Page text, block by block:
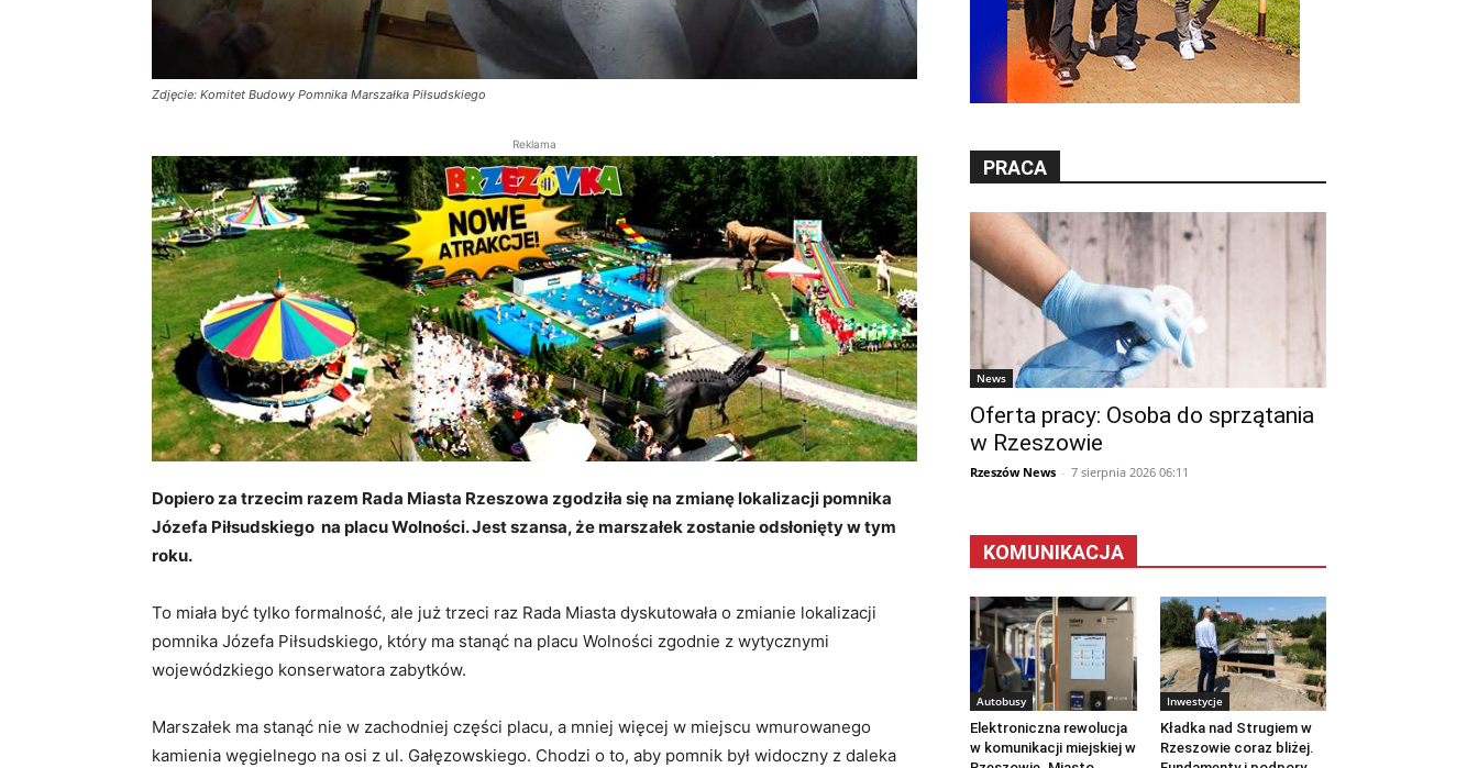
Zdjęcie: Komitet Budowy Pomnika Marszałka Piłsudskiego
Reklama
Dopiero za trzecim razem Rada Miasta Rzeszowa zgodziła się na zmianę lokalizacji pomnika
Józefa Piłsudskiego na placu Wolności. Jest szansa, że marszałek zostanie odsłonięty w tym
roku.
To miała być tylko formalność, ale już trzeci raz Rada Miasta dyskutowała o zmianie lokalizacji
pomnika Józefa Piłsudskiego, który ma stanąć na placu Wolności zgodnie z wytycznymi
wojewódzkiego konserwatora zabytków.
Marszałek ma stanąć nie w zachodniej części placu, a mniej więcej w miejscu wmurowanego
kamienia węgielnego na osi z ul. Gałęzowskiego. Chodzi o to, aby pomnik był widoczny z daleka
PRACA
News
Oferta pracy: Osoba do sprzątania
w Rzeszowie
Rzeszów News - 7 sierpnia 2026 06:11
KOMUNIKACJA
Autobusy
Elektroniczna rewolucja
w komunikacji miejskiej w
Inwestycje
Kładka nad Strugiem w
Rzeszowie coraz bliżej.